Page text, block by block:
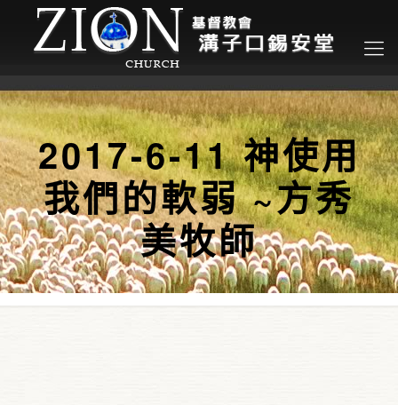
2017-6-11 神使用
我們的軟弱 ~方秀
美牧師